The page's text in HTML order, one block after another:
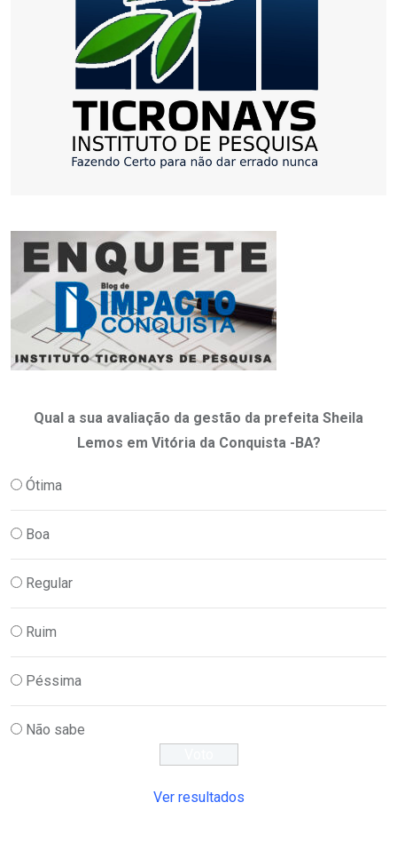
Qual a sua avaliação da gestão da prefeita Sheila
Lemos em Vitória da Conquista -BA?
Ótima
Boa
Regular
Ruim
Péssima
Não sabe
Ver resultados